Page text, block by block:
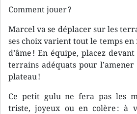
Comment jouer ?
Marcel va se déplacer sur les
ses choix varient tout le temps en
d’âme ! En équipe, placez
terrains adéquats pour
plateau !
Ce petit gulu ne fera pas les
triste, joyeux ou en colère : à